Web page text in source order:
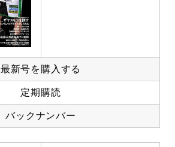
最新号を購入する
定期購読
バックナンバー